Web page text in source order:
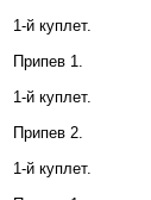
1-й куплет.
Припев 1.
1-й куплет.
Припев 2.
1-й куплет.